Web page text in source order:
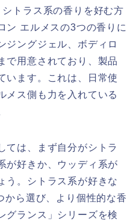
トラス系の香りを好む方
ン エルメスの3つの香りに
ジングジェル、ボディロ
で用意されており、製品
います。これは、日常使
メス側も力を入れている
ては、まず自分がシトラ
が好きか、ウッディ系が
う。シトラス系が好きな
から選び、より個性的な香
グランス」シリーズを検